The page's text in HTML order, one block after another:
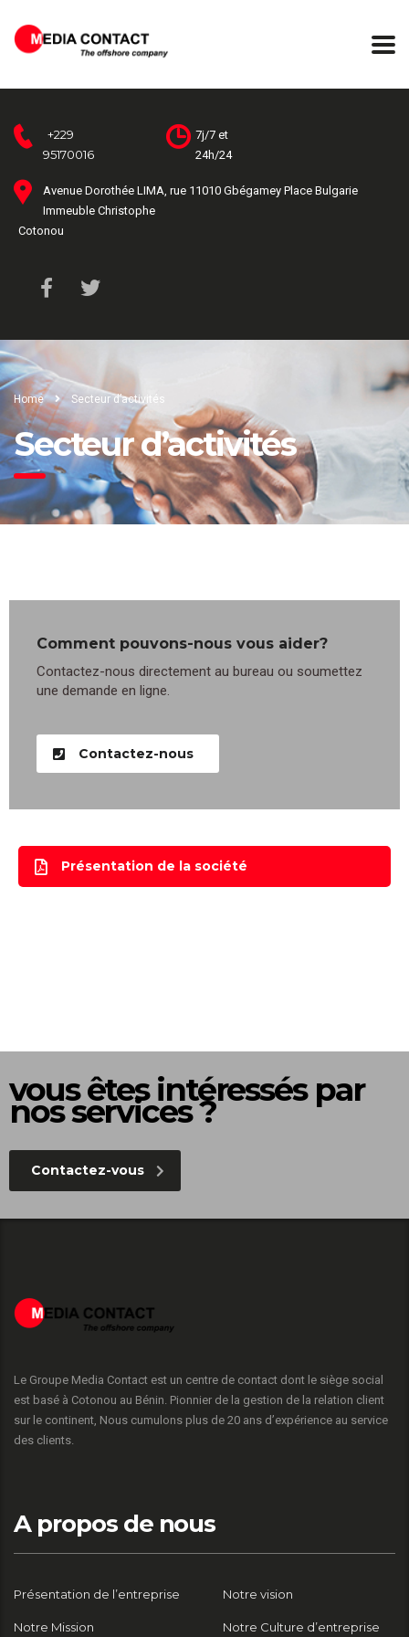
+229
95170016
7j/7 et
24h/24
Avenue Dorothée LIMA, rue 11010 Gbégamey Place Bulgarie
Immeuble Christophe
Cotonou
Home Secteur d’activités
Secteur d’activités
Comment pouvons-nous vous aider?
Contactez-nous directement au bureau ou soumettez
une demande en ligne.
Contactez-nous
Présentation de la société
vous êtes intéressés par
nos services ?
Contactez-vous
Le Groupe Media Contact est un centre de contact dont le siège social
est basé à Cotonou au Bénin. Pionnier de la gestion de la relation client
sur le continent, Nous cumulons plus de 20 ans d’expérience au service
des clients.
A propos de nous
Présentation de l’entreprise Notre vision
Notre Mission Notre Culture d’entreprise